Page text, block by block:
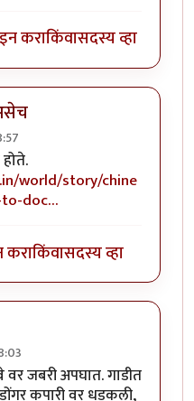
कराकिंवासदस्य व्हा
world/story/chine
to-doc…
कराकिंवासदस्य व्हा
वर जबरी अपघात. गाडीत
कपारी वर धडकली,